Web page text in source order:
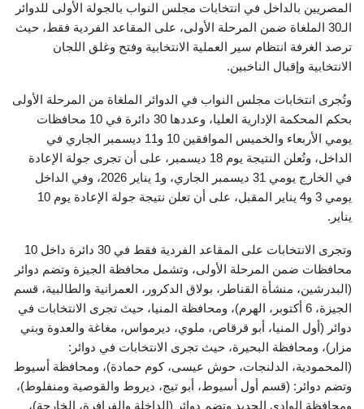
المصريين بالداخل في انتخابات مجلس النواب بالجولة الأولى للدوائر
الـ30 الملغاة ضمن المرحلة الأولى، على المقاعد الفردية فقط، حيث
ترصد الغرفة انتظام سير العملية الانتخابية وفتح وغلق اللجان
الانتخابية وإقبال الناخبين.
وتُجرى انتخابات مجلس النواب في الدوائر الملغاة من المرحلة الأولى
بحكم المحكمة الإدارية العليا، وعددها 30 دائرة في 10 محافظات
يومي الأربعاء والخميس الموافقين 10 و11 ديسمبر الجاري في
الداخل، وتُعلن النتيجة يوم 18 ديسمبر، على أن تجرى جولة الإعادة
في الخارج يومي 31 ديسمبر الجاري، و1 يناير 2026، وفي الداخل
يومي 3 و4 يناير المقبل، على أن تعلن نتيجة جولة الإعادة يوم 10
يناير.
وتجرى الانتخابات على المقاعد الفردية فقط في 30 دائرة داخل 10
محافظات ضمن المرحلة الأولى، وتشمل محافظة الجيزة وتضم دوائر
(البدرشين، منشأة القناطر، بولاق الدكرور، العمرانية والطالبية، قسم
الجيزة، 6 أكتوبر، الهرم)، ومحافظة المنيا، حيث تجرى الانتخابات في
دوائر (أول المنيا، أبو قرقاص، ملوي، ديرمواس، مغاغة والعدوة وبني
مزار)، ومحافظة البحيرة، حيث تجرى الانتخابات في دوائر:
(المحمودية، الدلنجات، حوش عيسى، كوم حمادة)، ومحافظة أسيوط
وتضم دوائر: (قسم أول أسيوط، أبو تيج، ديروط والقوصية ومنفلوط)،
ومحافظة الوادي الجديد وتضم دوائر (الداخلة والفرافرة، الخارجة)،